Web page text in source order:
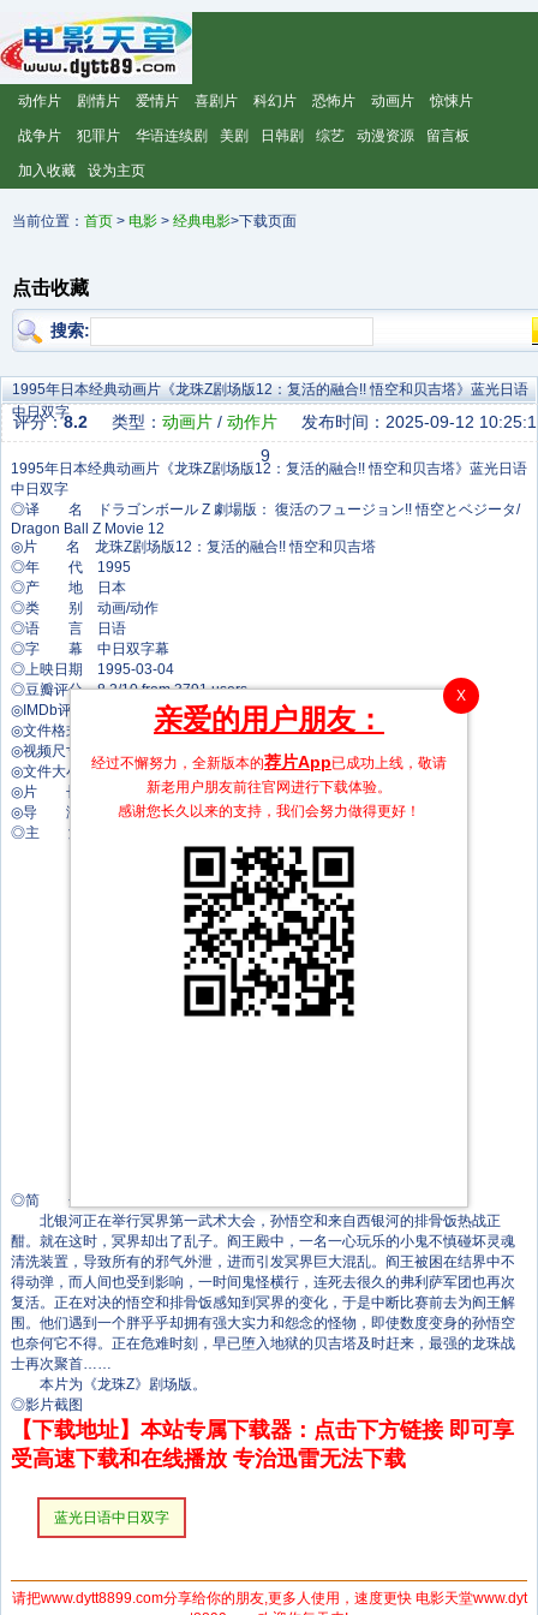
动作片 剧情片 爱情片 喜剧片 科幻片 恐怖片 动画片 惊悚片
战争片 犯罪片 华语连续剧 美剧 日韩剧 综艺 动漫资源 留言板
加入收藏 设为主页
当前位置： 首页 > 电影 > 经典电影>下载页面
点击收藏
搜索:
1995年日本经典动画片《龙珠Z剧场版12：复活的融合!! 悟空和贝吉塔》蓝光日语
中日双字
评分：8.2 类型： 动画片 / 动作片
发布时间：2025-09-12 10:25:1
9
◎译 名 ドラゴンボール Z 劇場版： 復活のフュージョン!! 悟空とベジータ/
Dragon Ball Z Movie 12
◎片 名 龙珠Z剧场版12：复活的融合!! 悟空和贝吉塔
◎年 代 1995
◎产 地 日本
◎类 别 动画/动作
◎语 言 日语
◎字 幕 中日双字幕
◎上映日期 1995-03-04
◎豆瓣评分 8.2/10 from 3791 users
◎IMDb评分 7.6/10 from 13387 users
◎文件格式 x264 + ACC
◎视频尺寸 1920 x 1036
◎文件大小 1616 MB
◎片 长 50 Mins
◎导 演 山内重保
◎主 演 野泽雅子
◎简 介
北银河正在举行冥界第一武术大会，孙悟空和来自西银河的排骨饭热战正
酣。就在这时，冥界却出了乱子。阎王殿中，一名一心玩乐的小鬼不慎碰坏灵魂
清洗装置，导致所有的邪气外泄，进而引发冥界巨大混乱。阎王被困在结界中不
得动弹，而人间也受到影响，一时间鬼怪横行，连死去很久的弗利萨军团也再次
复活。正在对决的悟空和排骨饭感知到冥界的变化，于是中断比赛前去为阎王解
围。他们遇到一个胖乎乎却拥有强大实力和怨念的怪物，即使数度变身的孙悟空
也奈何它不得。正在危难时刻，早已堕入地狱的贝吉塔及时赶来，最强的龙珠战
士再次聚首……
本片为《龙珠Z》剧场版。
◎影片截图
【下载地址】本站专属下载器：点击下方链接 即可享
受高速下载和在线播放 专治迅雷无法下载
蓝光日语中日双字
请把www.dytt8899.com分享给你的朋友,更多人使用，速度更快 电影天堂www.dyt
X
亲爱的用户朋友：
经过不懈努力，全新版本的荐片App已成功上线，敬请
新老用户朋友前往官网进行下载体验。
感谢您长久以来的支持，我们会努力做得更好！